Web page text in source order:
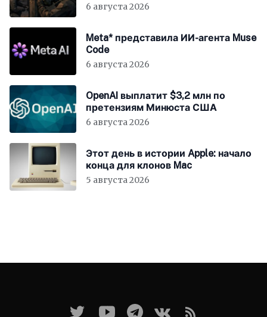
6 августа 2026
Meta* представила ИИ-агента Muse
Code
6 августа 2026
OpenAI выплатит $3,2 млн по
претензиям Минюста США
6 августа 2026
Этот день в истории Apple: начало
конца для клонов Mac
5 августа 2026